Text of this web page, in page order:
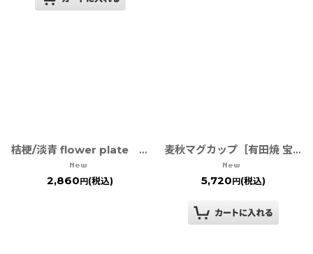
桔梗/淡青 flower plate TWFテーブルウェアフェスティバル
2,860円(税込)
麦秋マグカップ［有田焼 宝泉窯］
5,720円(税込)